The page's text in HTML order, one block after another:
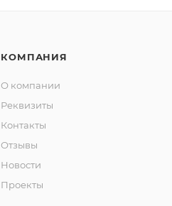
КОМПАНИЯ
О компании
Реквизиты
Контакты
Отзывы
Новости
Проекты